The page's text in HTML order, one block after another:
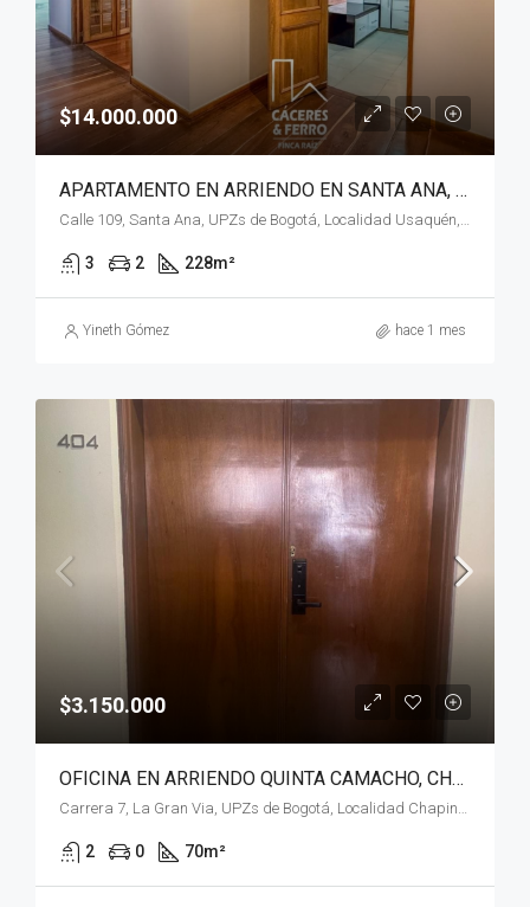
$14.000.000
APARTAMENTO EN ARRIENDO EN SANTA ANA, USAQUÉN, BOGOTÁ, D.C.
Calle 109, Santa Ana, UPZs de Bogotá, Localidad Usaquén, Bogotá, Bogotá, Distrito Capital, RAP (Especial) Central, 110111, Colombia
3 2 228m²
Yineth Gómez hace 1 mes
$3.150.000
OFICINA EN ARRIENDO QUINTA CAMACHO, CHAPINERO, BOGOTÁ, D.C.
Carrera 7, La Gran Via, UPZs de Bogotá, Localidad Chapinero, Bogotá, Bogotá, Distrito Capital, RAP (Especial) Central, 110221, Colombia
2 0 70m²